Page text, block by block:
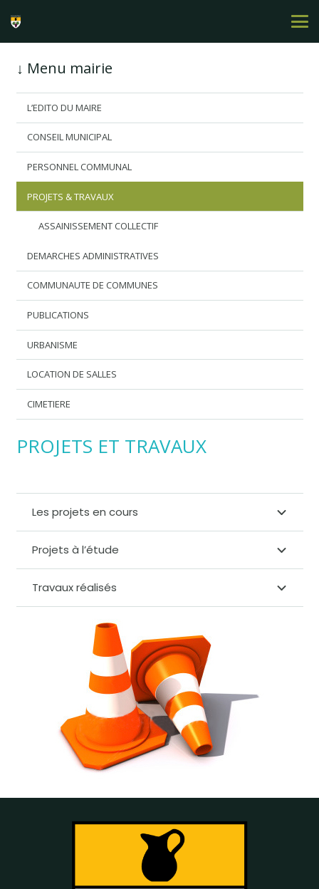
↓ Menu mairie
L’EDITO DU MAIRE
CONSEIL MUNICIPAL
PERSONNEL COMMUNAL
PROJETS & TRAVAUX
ASSAINISSEMENT COLLECTIF
DEMARCHES ADMINISTRATIVES
COMMUNAUTE DE COMMUNES
PUBLICATIONS
URBANISME
LOCATION DE SALLES
CIMETIERE
PROJETS ET TRAVAUX
Les projets en cours
Projets à l’étude
Travaux réalisés